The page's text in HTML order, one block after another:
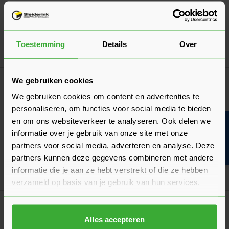
Toestemming Details Over
We gebruiken cookies
We gebruiken cookies om content en advertenties te
personaliseren, om functies voor social media te bieden
en om ons websiteverkeer te analyseren. Ook delen we
informatie over je gebruik van onze site met onze
partners voor social media, adverteren en analyse. Deze
partners kunnen deze gegevens combineren met andere
informatie die je aan ze hebt verstrekt of die ze hebben
verzameld op basis van je gebruik van hun services.
Alles accepteren
Verkrijgbaar in 2 kleuren
Korting? Vraag offerte aan!
Wallblock New 15x15x60
(1 Beoordeling)
Vanaf 4,69
Goed voorbereid aan de slag
Algemeen
Hoeveel bestrating per m² heb je nodig?